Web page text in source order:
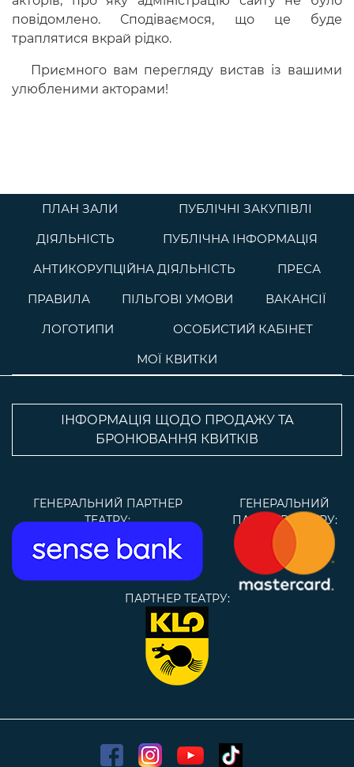
повідомлено. Сподіваємося, що це буде
траплятися вкрай рідко.
Приємного вам перегляду вистав із вашими
улюбленими акторами!
ПЛАН ЗАЛИ
ПУБЛІЧНІ ЗАКУПІВЛІ
ДІЯЛЬНІСТЬ
ПУБЛІЧНА ІНФОРМАЦІЯ
АНТИКОРУПЦІЙНА ДІЯЛЬНІСТЬ
ПРЕСА
ПРАВИЛА
ПІЛЬГОВІ УМОВИ
ВАКАНСІЇ
ЛОГОТИПИ
ОСОБИСТИЙ КАБІНЕТ
МОЇ КВИТКИ
ІНФОРМАЦІЯ ЩОДО ПРОДАЖУ ТА
БРОНЮВАННЯ КВИТКІВ
ГЕНЕРАЛЬНИЙ ПАРТНЕР
ТЕАТРУ:
ГЕНЕРАЛЬНИЙ
ПАРТНЕР ТЕАТРУ:
ПАРТНЕР ТЕАТРУ: